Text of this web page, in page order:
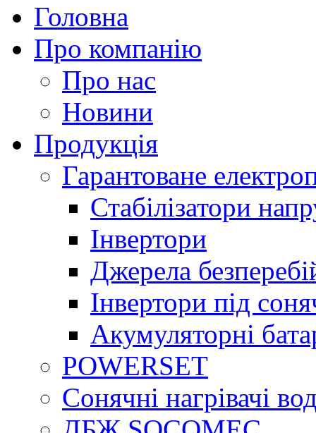
Головна
Про компанію
Про нас
Новини
Продукція
Гарантоване
Стабілізатори
Інвертори
Джерела
Інвертори під
Акумуляторні
POWERSET
Сонячні нагрівачі